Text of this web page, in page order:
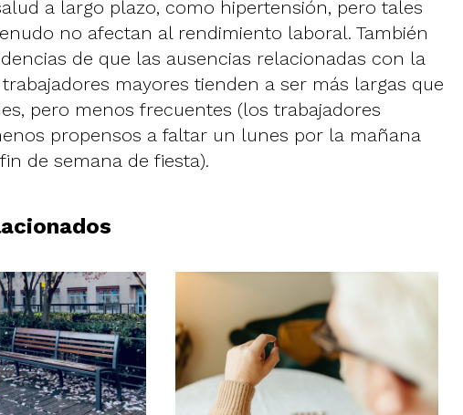
a largo plazo, como hipertensión, pero tales
no afectan al rendimiento laboral. También
de que las ausencias relacionadas con la
mayores tienden a ser más largas que
pero menos frecuentes (los trabajadores
propensos a faltar un lunes por la mañana
de semana de fiesta).